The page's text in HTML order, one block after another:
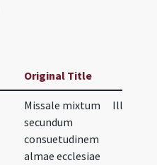
Original Title
Missale mixtum
secundum
consuetudinem
almae ecclesiae